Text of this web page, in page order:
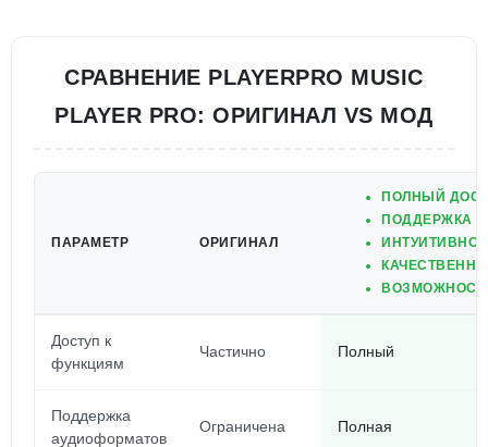
СРАВНЕНИЕ PLAYERPRO MUSIC
PLAYER PRO: ОРИГИНАЛ VS МОД
ПАРАМЕТР ОРИГИНАЛ
ПОЛНЫЙ
ПОДДЕРЖКА
ИНТУИТИВНО
Доступ к
функциям
Частично Полный
Поддержка
аудиоформатов
Ограничена Полная